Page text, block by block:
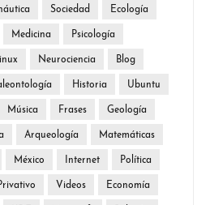
Sociedad Ecología
Medicina Psicología
Neurociencia Blog
Historia Ubuntu
Música Frases Geología
Arqueología Matemáticas
México Internet Política
Videos Economía